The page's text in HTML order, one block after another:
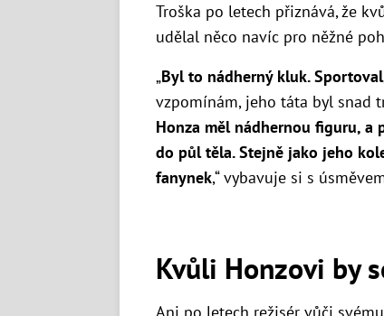
Troška po letech přiznává, že
udělal něco navíc pro něžné
„Byl to nádherný kluk.
vzpomínám, jeho táta byl snad
Honza měl nádhernou figuru,
do půl těla. Stejně jako jeho
fanynek,“ vybavuje si s
Kvůli Honzovi by